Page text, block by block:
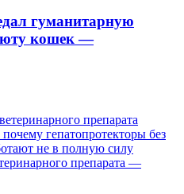
гуманитарную
кошек —
препарата
гепатопротекторы без
не в полную силу
препарата —